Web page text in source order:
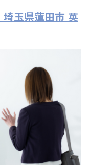
玉県蓮田市 英